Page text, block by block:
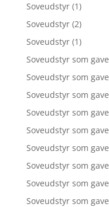
Soveudstyr (1)
Soveudstyr (2)
Soveudstyr (1)
Soveudstyr som gave
Soveudstyr som gave
Soveudstyr som gave
Soveudstyr som gave
Soveudstyr som gave
Soveudstyr som gave
Soveudstyr som gave
Soveudstyr som gave
Soveudstyr som gave